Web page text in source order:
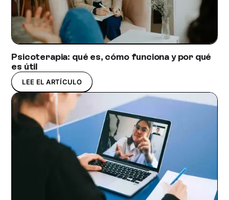
Psicoterapia: qué es, cómo funciona y por qué
es útil
LEE EL ARTÍCULO